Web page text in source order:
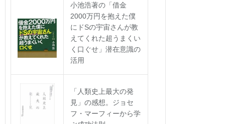
小池浩著の「借金
2000万円を抱えた僕
にドSの宇宙さんが教
えてくれた超うまくい
く口ぐせ」潜在意識の
活用
「人類史上最大の発
見」の感想。ジョセ
フ・マーフィーから学